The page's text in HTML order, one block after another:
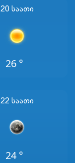
20 Საათი
26 °
22 Საათი
24 °